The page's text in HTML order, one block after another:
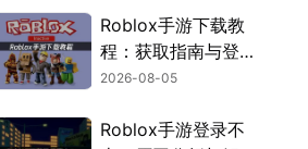
Roblox手游下载教
程：获取指南与登录
解决方案！
2026-08-05
Roblox手游登录不